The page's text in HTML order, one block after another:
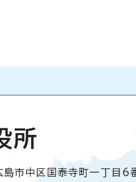
所
島市中区国泰寺町一丁目6